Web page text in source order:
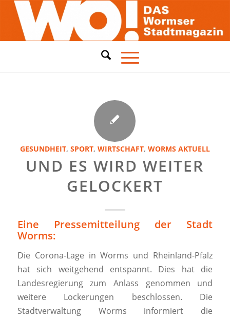
GESUNDHEIT, SPORT, WIRTSCHAFT, WORMS AKTUELL
UND ES WIRD WEITER
GELOCKERT
Eine Pressemitteilung der Stadt
Worms:
Die Corona-Lage in Worms und Rheinland-Pfalz
hat sich weitgehend entspannt. Dies hat die
Landesregierung zum Anlass genommen und
weitere Lockerungen beschlossen. Die
Stadtverwaltung Worms informiert die